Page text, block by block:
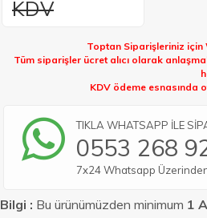
KDV
Toptan Siparişleriniz için
Tüm siparişler ücret alıcı olarak
KDV ödeme esnasında
TIKLA WHATSAPP İLE
0553 268
7x24 Whatsapp
Bilgi : Bu ürünümüzden minimum 1